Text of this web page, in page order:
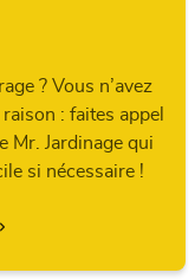
? Vous n’avez
: faites appel
Mr. Jardinage qui
si nécessaire !